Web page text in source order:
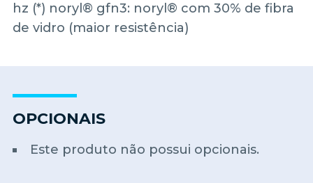
hz (*) noryl® gfn3: noryl® com 30% de fibra
de vidro (maior resistência)
OPCIONAIS
Este produto não possui opcionais.